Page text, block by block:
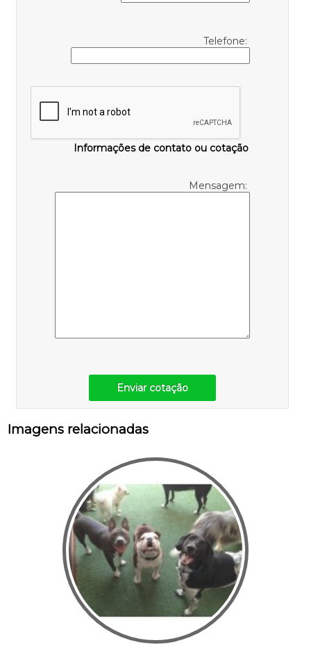
Telefone:
Informações de contato ou cotação
Mensagem:
Enviar cotação
Imagens relacionadas